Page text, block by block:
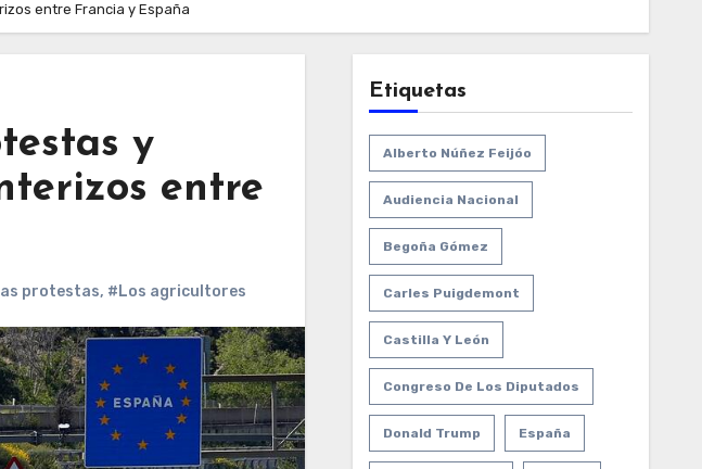
entre Francia y España
y
entre
protestas, #Los agricultores
Etiquetas
Alberto Núñez Feijóo
Audiencia Nacional
Begoña Gómez
Carles Puigdemont
Castilla Y León
Congreso De Los Diputados
Donald Trump España